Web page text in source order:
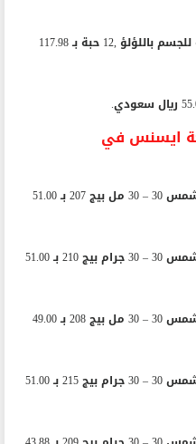
ايسنس في